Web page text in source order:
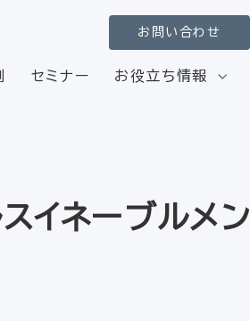
セミナー お役立ち情報
お問い合わせ
イネーブルメン